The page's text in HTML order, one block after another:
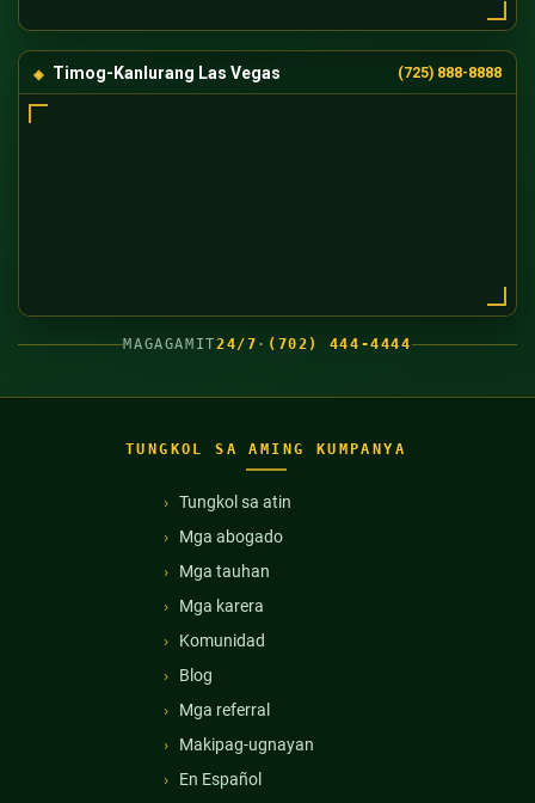
Timog-Kanlurang Las Vegas (725) 888-8888
MAGAGAMIT24/7 · (702) 444-4444
TUNGKOL SA AMING KUMPANYA
Tungkol sa atin
Mga abogado
Mga tauhan
Mga karera
Komunidad
Blog
Mga referral
Makipag-ugnayan
En Español